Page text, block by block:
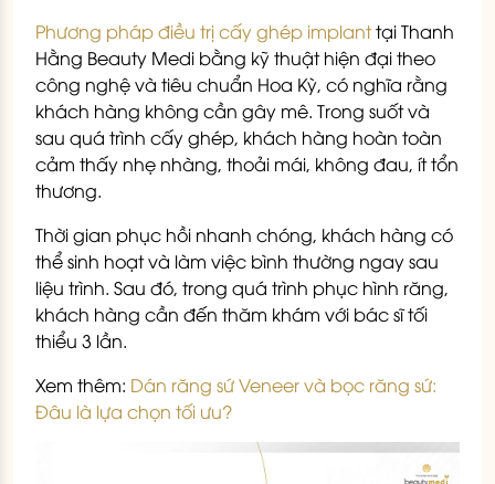
Phương pháp điều trị cấy ghép implanttại Thanh
Hằng Beauty Medi bằng kỹ thuật hiện đại theo
công nghệ và tiêu chuẩn Hoa Kỳ, có nghĩa rằng
khách hàng không cần gây mê. Trong suốt và
sau quá trình cấy ghép, khách hàng hoàn toàn
cảm thấy nhẹ nhàng, thoải mái, không đau, ít tổn
thương.
Thời gian phục hồi nhanh chóng, khách hàng có
thể sinh hoạt và làm việc bình thường ngay sau
liệu trình. Sau đó, trong quá trình phục hình răng,
khách hàng cần đến thăm khám với bác sĩ tối
thiểu 3 lần.
Xem thêm: Dán răng sứ Veneer và bọc răng sứ:
Đâu là lựa chọn tối ưu?